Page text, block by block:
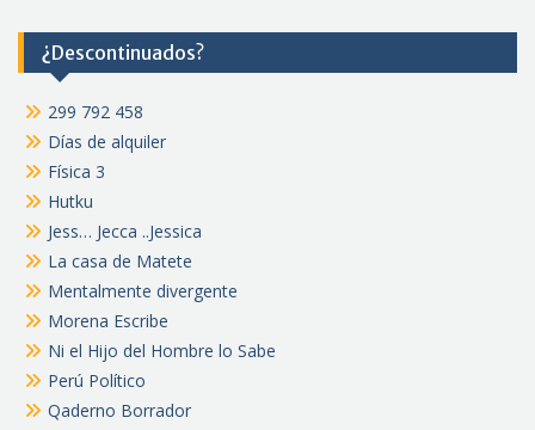
¿Descontinuados?
299 792 458
Días de alquiler
Física 3
Hutku
Jess… Jecca ..Jessica
La casa de Matete
Mentalmente divergente
Morena Escribe
Ni el Hijo del Hombre lo Sabe
Perú Político
Qaderno Borrador